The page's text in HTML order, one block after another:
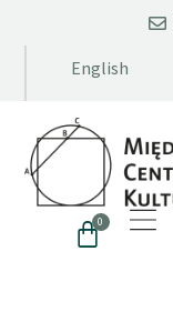
English
0